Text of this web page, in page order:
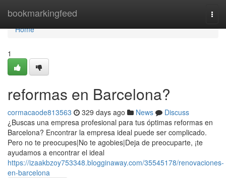
bookmarkingfeed
Home
Home
1
reformas en Barcelona?
cormacaode813563 329 days ago News
Discuss
¿Buscas una empresa profesional para tus óptimas reformas en
Barcelona? Encontrar la empresa ideal puede ser complicado.
Pero no te preocupes|No te agobies|Deja de preocuparte, ¡te
ayudamos a encontrar el ideal
https://izaakbzoy753348.blogginaway.com/35545178/renovaciones-
en-barcelona